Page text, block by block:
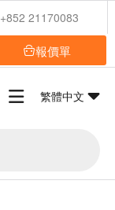
+852 21170083
報價單
繁體中文